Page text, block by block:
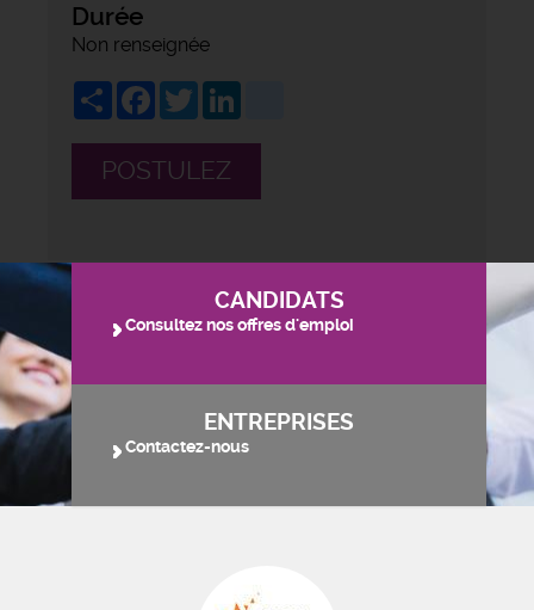
Durée
Non renseignée
ShareFacebook
Twitter
POSTULEZ
CANDIDATS
Consultez nos offres d'emploi
ENTREPRISES
Contactez-nous